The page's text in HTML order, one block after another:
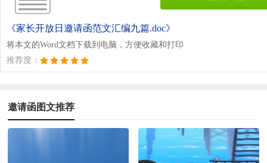
《家长开放日邀请函范文汇编九篇.doc》
将本文的Word文档下载到电脑，方便收藏和打印
推荐度：
邀请函图文推荐